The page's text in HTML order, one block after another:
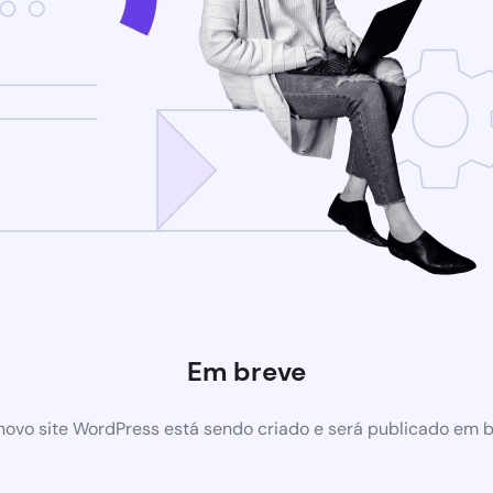
Em breve
site WordPress está sendo criado e será publicado em